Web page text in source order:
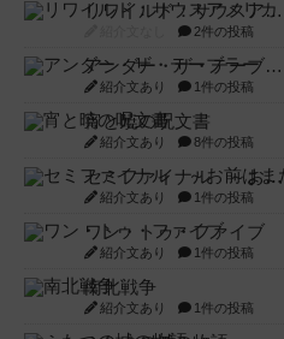
リワイルド：サウスアメリカ
2件の投稿
アンダー・ザ・テーブラー
紹介文あり 1件の投稿
宵と暁の呪文書
紹介文あり 8件の投稿
セミファイナル ～お前はまだ生きている～
紹介文あり 1件の投稿
ワン・トゥ・ファイブ
紹介文あり 1件の投稿
南北戦争
紹介文あり 1件の投稿